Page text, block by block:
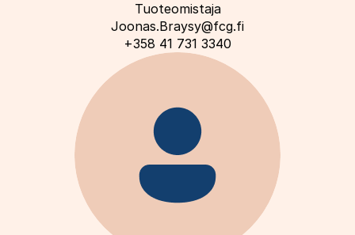
Tuoteomistaja
Joonas.Braysy@fcg.fi
+358 41 731 3340